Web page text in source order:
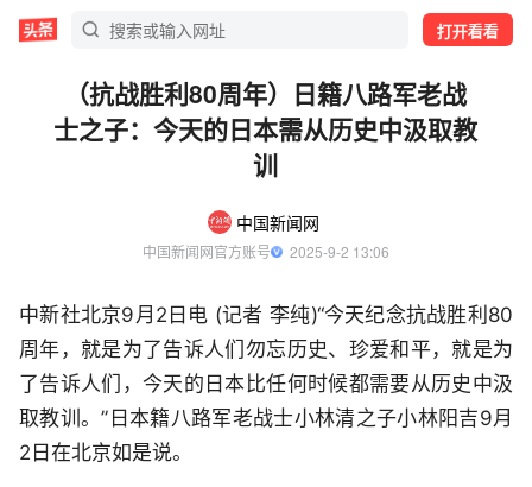
打开看看
（抗战胜利80周年）日籍八路军老战
士之子：今天的日本需从历史中汲取教
训
中国新闻网
中国新闻网官方账号
  2025-9-2 13:06
中新社北京9月2日电 (记者 李纯)“今天纪念抗战胜利80
周年，就是为了告诉人们勿忘历史、珍爱和平，就是为
了告诉人们，今天的日本比任何时候都需要从历史中汲
取教训。”日本籍八路军老战士小林清之子小林阳吉9月
2日在北京如是说。